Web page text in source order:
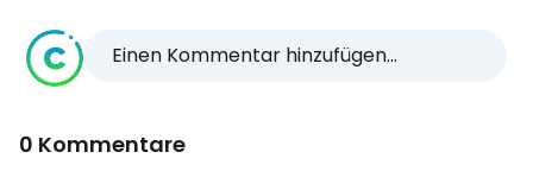
Einen Kommentar hinzufügen...
0 Kommentare